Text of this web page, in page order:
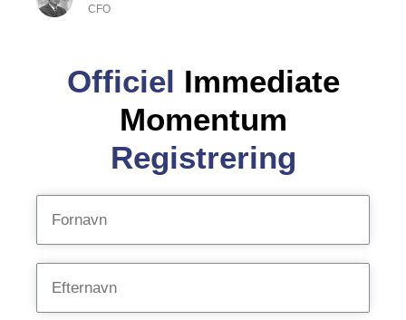
CFO
Officiel Immediate
Momentum
Registrering